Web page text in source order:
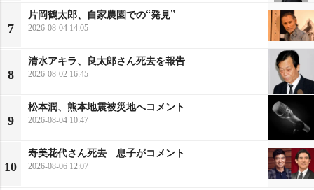
7
片岡鶴太郎、自家農園での“発見”
2026-08-04 14:05
8
清水アキラ、良太郎さん死去を報告
2026-08-02 16:45
9
松本潤、熊本地震被災地へコメント
2026-08-04 10:47
10
寿美花代さん死去 息子がコメント
2026-08-06 12:07